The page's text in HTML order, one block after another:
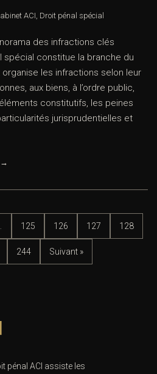
ACI, Droit pénal spécial
des infractions clés
spécial constitue la branche du
les infractions selon leur
aux biens, à l’ordre public,
constitutifs, les peines
jurisprudentielles et
125 126 127 128
244 Suivant »
pénal ACI assiste les